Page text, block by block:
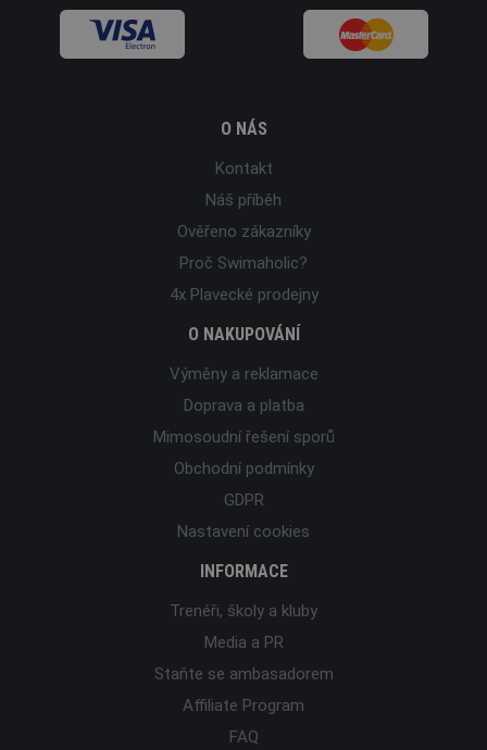
O NÁS
Kontakt
Náš příběh
Ověřeno zákazníky
Proč Swimaholic?
4x Plavecké prodejny
O NAKUPOVÁNÍ
Výměny a reklamace
Doprava a platba
Mimosoudní řešení sporů
Obchodní podmínky
GDPR
Nastavení cookies
INFORMACE
Trenéři, školy a kluby
Media a PR
Staňte se ambasadorem
Affiliate Program
FAQ